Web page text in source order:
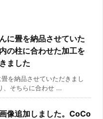
に畳を納品させていた
の柱に合わせた加工を
ました
を納品させていただきまし
、そちらに合わせ ...
像追加しました。CoCo